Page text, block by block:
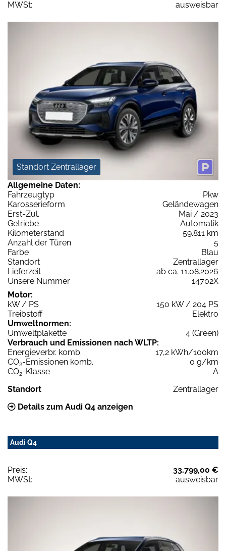
MWSt:
ausweisbar
Standort Zentrallager
Allgemeine Daten:
Fahrzeugtyp
Pkw
Karosserieform
Geländewagen
Erst-Zul.
Mai / 2023
Getriebe
Automatik
Kilometerstand
59.811 km
Anzahl der Türen
5
Farbe
Blau
Standort
Zentrallager
Lieferzeit
ab ca. 11.08.2026
Unsere Nummer
14702X
Motor:
kW / PS
150 kW / 204 PS
Treibstoff
Elektro
Umweltnormen:
Umweltplakette
4 (Green)
Verbrauch und Emissionen nach WLTP:
Energieverbr. komb.
17,2 kWh/100km
CO2-Emissionen komb.
0 g/km
CO2-Klasse
A
Standort
Zentrallager
Details zum Audi Q4 anzeigen
Audi Q4
Preis:
33.799,00 €
MWSt:
ausweisbar